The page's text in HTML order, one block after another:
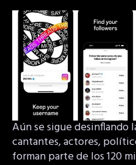
Aún se sigue
cantantes, actores,
forman parte de los 120